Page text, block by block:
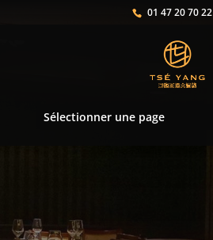
01 47 20 70 22
Sélectionner une page